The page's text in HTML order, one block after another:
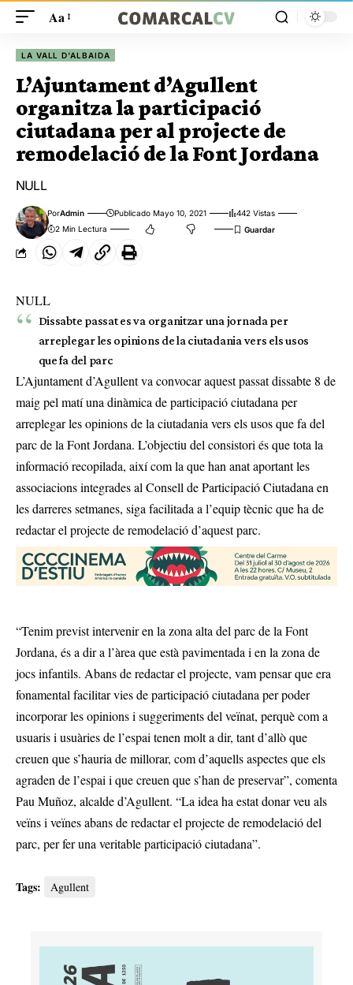
Aa
LA VALL D'ALBAIDA
L’Ajuntament d’Agullent
organitza la participació
ciutadana per al projecte de
remodelació de la Font Jordana
NULL
PorAdmin Publicado Mayo 10, 2021
442 Vistas
2 Min Lectura
NULL
Dissabte passat es va organitzar una jornada per
arreplegar les opinions de la ciutadania vers els usos
que fa del parc
L’Ajuntament d’Agullent va convocar aquest passat dissabte 8 de
maig pel matí una dinàmica de participació ciutadana per
arreplegar les opinions de la ciutadania vers els usos que fa del
parc de la Font Jordana. L’objectiu del consistori és que tota la
informació recopilada, així com la que han anat aportant les
associacions integrades al Consell de Participació Ciutadana en
les darreres setmanes, siga facilitada a l’equip tècnic que ha de
redactar el projecte de remodelació d’aquest parc.
“Tenim previst intervenir en la zona alta del parc de la Font
Jordana, és a dir a l’àrea que està pavimentada i en la zona de
jocs infantils. Abans de redactar el projecte, vam pensar que era
fonamental facilitar vies de participació ciutadana per poder
incorporar les opinions i suggeriments del veïnat, perquè com a
usuaris i usuàries de l’espai tenen molt a dir, tant d’allò que
creuen que s’hauria de millorar, com d’aquells aspectes que els
agraden de l’espai i que creuen que s’han de preservar”, comenta
Pau Muñoz, alcalde d’Agullent. “La idea ha estat donar veu als
veïns i veïnes abans de redactar el projecte de remodelació del
parc, per fer una veritable participació ciutadana”.
Tags: Agullent